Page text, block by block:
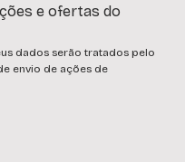
e ofertas do
dados serão tratados pelo
envio de ações de